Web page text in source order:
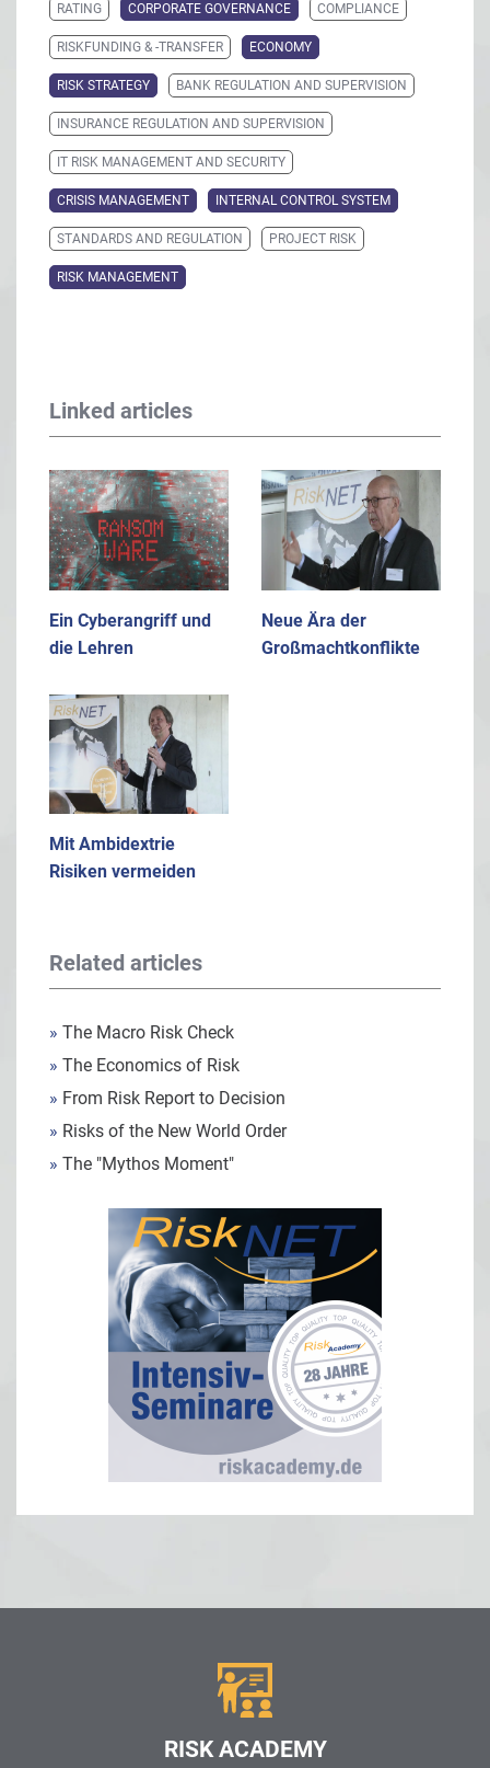
RATING CORPORATE GOVERNANCE COMPLIANCE
RISKFUNDING & -TRANSFER ECONOMY
RISK STRATEGY BANK REGULATION AND SUPERVISION
INSURANCE REGULATION AND SUPERVISION
IT RISK MANAGEMENT AND SECURITY
CRISIS MANAGEMENT INTERNAL CONTROL SYSTEM
STANDARDS AND REGULATION PROJECT RISK
RISK MANAGEMENT
Linked articles
Ein Cyberangriff und
die Lehren
Neue Ära der
Großmachtkonflikte
Mit Ambidextrie
Risiken vermeiden
Related articles
» The Macro Risk Check
» The Economics of Risk
» From Risk Report to Decision
» Risks of the New World Order
» The "Mythos Moment"
RISK ACADEMY